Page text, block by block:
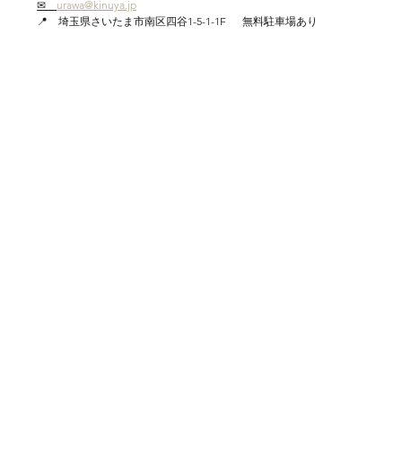
✉ urawa@kinuya.jp
📍　埼玉県さいたま市南区四谷1-5-1-1F      無料駐車場あり